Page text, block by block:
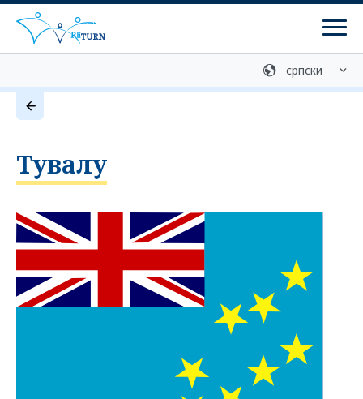
Медијска библиотека Контакт
Службе за консултације
Програми
ретурн програми
Програми реинтеграције
Припрема за повратак
Централна служба за информације о помоћи при
повратку (ZIRF) - информације и саветовање
Програми савезних држава
Тувалу